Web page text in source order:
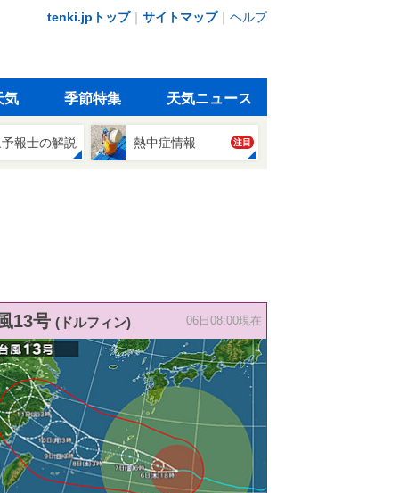
tenki.jpトップ｜ サイトマップ｜ ヘルプ
気 季節特集 天気ニュース
報士の解説 熱中症情報 注目
13号 (ドルフィン) 06日08:00現在